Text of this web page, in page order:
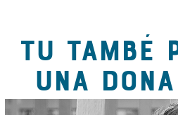
TU TAMBÉ
UNA